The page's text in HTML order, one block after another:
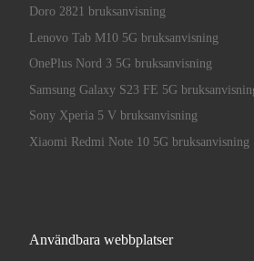
Doro 2821 bruksanvisning
Lenovo Tab M10 5G bruksanvisning
OnePlus Nord 3 5G bruksanvisning
Samsung Galaxy S23 FE 5G
Sony Xperia 5 V bruksanvisning
Xiaomi Redmi Note 10 5G bruksanvisning
Användbara webbplatser